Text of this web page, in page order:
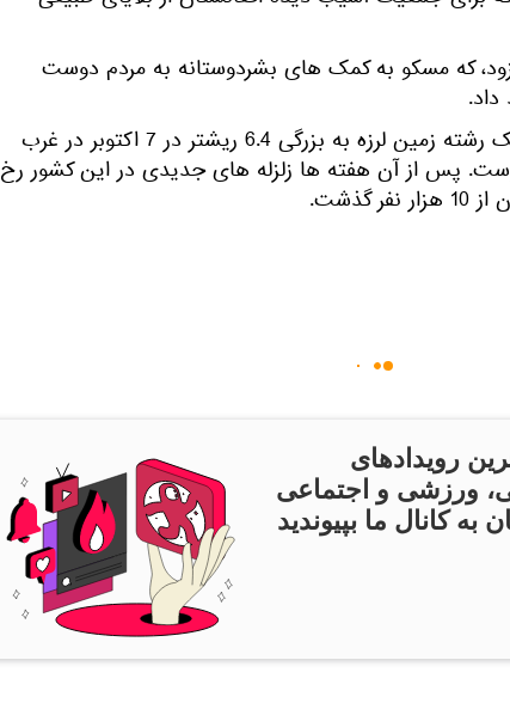
که مسکو به کمک های بشردوستانه به مردم دوست
یادآوری می کنیم، که یک رشته زمین لرزه به بزرگی 6.4 ریشتر در 7 اکتوبر در غرب
پس از آن هفته ها زلزله های جدیدی در این کشور رخ
گذشت.
رویدادهای
ورزشی و اجتماعی
به کانال ما بپیوندید